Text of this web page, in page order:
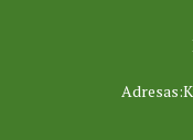
ES
ES
ES